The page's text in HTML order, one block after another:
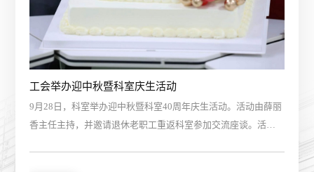
工会举办迎中秋暨科室庆生活动
9月28日，科室举办迎中秋暨科室40周年庆生活动。活动由薛丽
香主任主持，并邀请退休老职工重返科室参加交流座谈。活动